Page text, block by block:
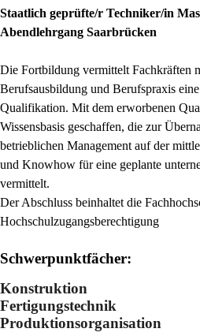
Staatlich geprüfte/r Techniker/in
Abendlehrgang Saarbrücken
Die Fortbildung vermittelt Fachkräften
Berufsausbildung und Berufspraxis
Qualifikation. Mit dem erworbenen
Wissensbasis geschaffen, die zur
betrieblichen Management auf der
und Knowhow für eine geplante
vermittelt.
Der Abschluss beinhaltet die
Hochschulzugangsberechtigung
Schwerpunktfächer:
Konstruktion
Fertigungstechnik
Produktionsorganisation